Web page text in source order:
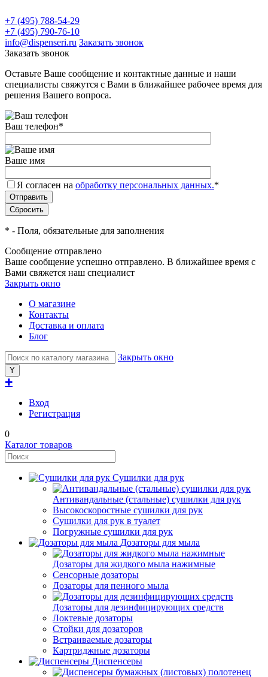
+7 (495) 788-54-29
+7 (495) 790-76-10
info@dispenseri.ru Заказать звонок
Заказать звонок
Оставьте Ваше сообщение и контактные данные и наши
специалисты свяжутся с Вами в ближайшее рабочее время для
решения Вашего вопроса.
Ваш телефон*
Ваше имя
Я согласен на обработку персональных данных.*
* - Поля, обязательные для заполнения
Сообщение отправлено
Ваше сообщение успешно отправлено. В ближайшее время с
Вами свяжется наш специалист
Закрыть окно
О магазине
Контакты
Доставка и оплата
Блог
Закрыть окно
✚
Вход
Регистрация
0
Каталог товаров
Сушилки для рук
Антивандальные (стальные) сушилки для рук
Высокоскоростные сушилки для рук
Сушилки для рук в туалет
Погружные сушилки для рук
Дозаторы для мыла
Дозаторы для жидкого мыла нажимные
Сенсорные дозаторы
Дозаторы для пенного мыла
Дозаторы для дезинфицирующих средств
Локтевые дозаторы
Стойки для дозаторов
Встраиваемые дозаторы
Картриджные дозаторы
Диспенсеры